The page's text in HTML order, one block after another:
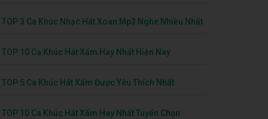
TOP 3 Ca Khúc Nhạc Hát Xoan Mp3 Nghe Nhiều Nhất
TOP 10 Ca Khúc Hát Xẩm Hay Nhất Hiện Nay
TOP 5 Ca Khúc Hát Xẩm Được Yêu Thích Nhất
TOP 10 Ca Khúc Hát Xẩm Hay Nhất Tuyển Chọn